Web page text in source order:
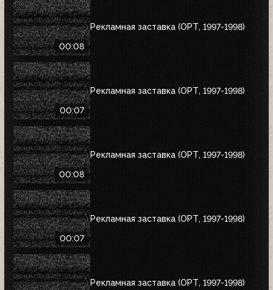
00:08
Рекламная заставка (ОРТ, 1997-1998)
00:07
Рекламная заставка (ОРТ, 1997-1998)
00:08
Рекламная заставка (ОРТ, 1997-1998)
00:07
Рекламная заставка (ОРТ, 1997-1998)
Рекламная заставка (ОРТ, 1997-1998)